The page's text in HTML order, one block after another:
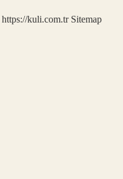
https://kuli.com.tr Sitemap